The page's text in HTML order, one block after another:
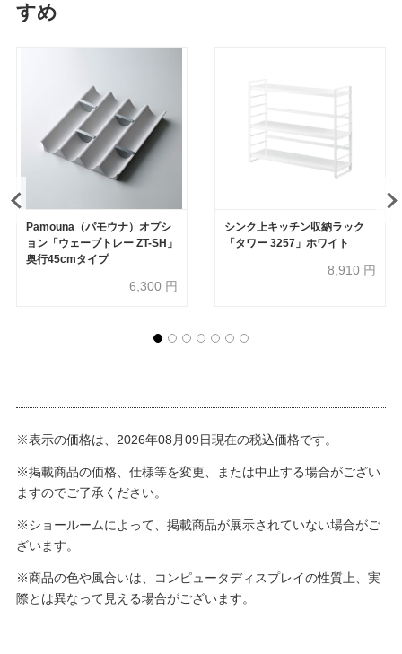
すめ
Pamouna（パモウナ）オプシ
ョン「ウェーブトレー ZT-SH」
奥行45cmタイプ
6,300 円
シンク上キッチン収納ラック
「タワー 3257」ホワイト
8,910 円
※表示の価格は、2026年08月09日現在の税込価格です。
※掲載商品の価格、仕様等を変更、または中止する場合がござい
ますのでご了承ください。
※ショールームによって、掲載商品が展示されていない場合がご
ざいます。
※商品の色や風合いは、コンピュータディスプレイの性質上、実
際とは異なって見える場合がございます。